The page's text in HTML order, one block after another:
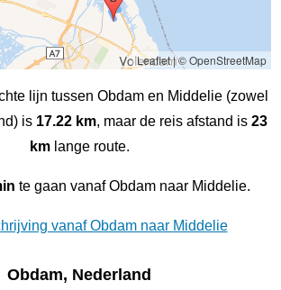
Leaflet|© OpenStreetMap
lijn tussen Obdam en Middelie (zowel
is 17.22 km, maar de reis afstand is 23
kmlange route.
te gaan vanaf Obdam naar Middelie.
vanaf Obdam naar Middelie
Obdam, Nederland